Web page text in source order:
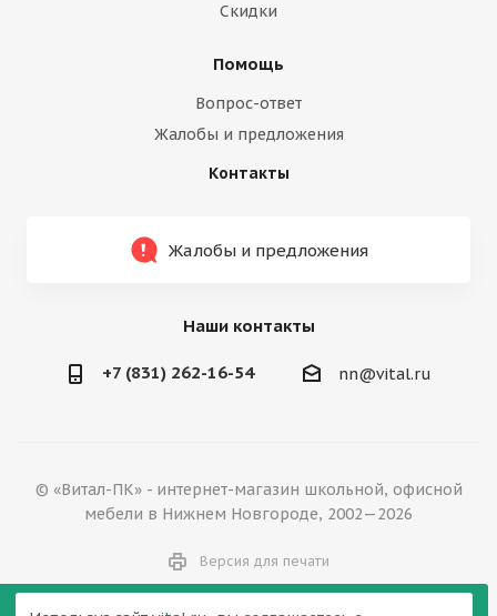
Скидки
Помощь
Вопрос-ответ
Жалобы и предложения
Контакты
Жалобы и предложения
Наши контакты
+7 (831) 262-16-54 nn@vital.ru
© «Витал-ПК» - интернет-магазин школьной, офисной
мебели в Нижнем Новгороде, 2002—2026
Версия для печати